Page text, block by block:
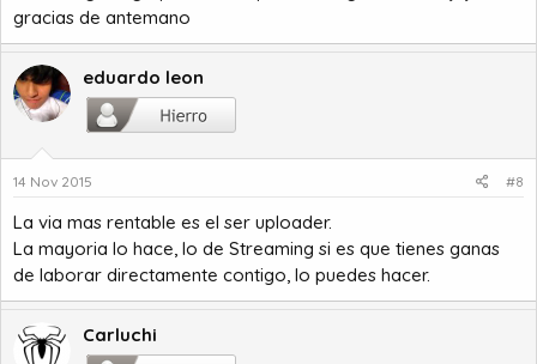
gracias de antemano
eduardo leon
14 Nov 2015 #8
La via mas rentable es el ser uploader.
La mayoria lo hace, lo de Streaming si es que tienes ganas
de laborar directamente contigo, lo puedes hacer.
Carluchi